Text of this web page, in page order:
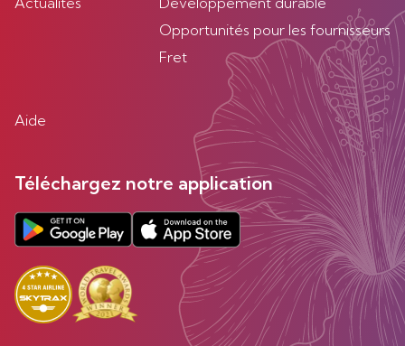
Opportunités pour les fournisseurs
Fret
Aide
Téléchargez notre application